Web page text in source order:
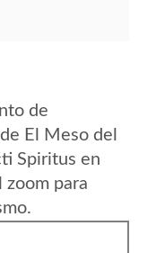
de
El Meso del
Spiritus en
zoom para